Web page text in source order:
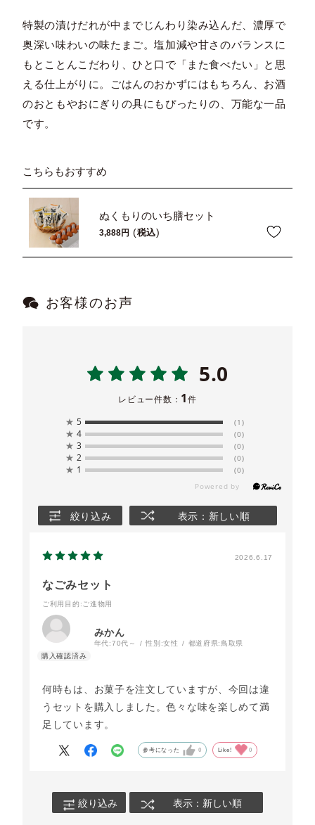
特製の漬けだれが中までじんわり染み込んだ、濃厚で
奥深い味わいの味たまご。塩加減や甘さのバランスに
もとことんこだわり、ひと口で「また食べたい」と思
える仕上がりに。ごはんのおかずにはもちろん、お酒
のおともやおにぎりの具にもぴったりの、万能な一品
です。
こちらもおすすめ
ぬくもりのいち膳セット
3,888 税込
お客様のお声
5.0
レビュー件数： 1件
★ 5 (1)
★ 4 (0)
★ 3 (0)
★ 2 (0)
★ 1 (0)
絞り込み 表示：新しい順
2026.6.17
なごみセット
ご利用目的 :ご進物用
みかん
年代:70代～ 性別:女性 都道府県:鳥取県
何時もは、お菓子を注文していますが、今回は違
うセットを購入しました。色々な味を楽しめて満
足しています。
参考になった 0 Like! 0
絞り込み 表示：新しい順